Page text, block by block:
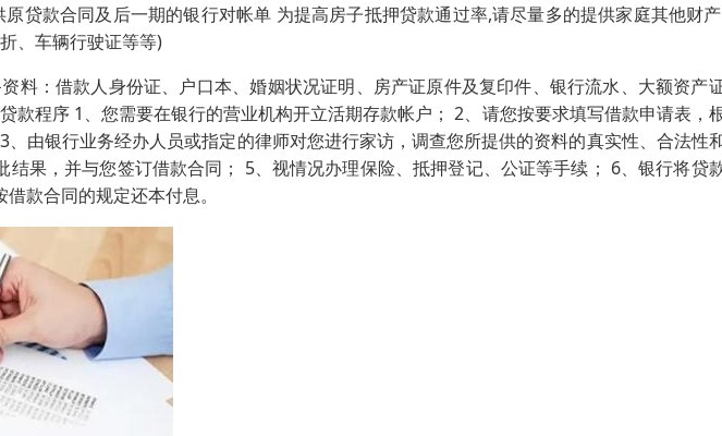
贷款合同及后一期的银行对帐单 为提高房子抵押贷款通过率,请尽量多的提供家庭其他财
、车辆行驶证等等)
料：借款人身份证、户口本、婚姻状况证明、房产证原件及复印件、银行流水、大额资产
款程序 1、您需要在银行的营业机构开立活期存款帐户； 2、请您按要求填写借款申请表，
由银行业务经办人员或指定的律师对您进行家访，调查您所提供的资料的真实性、合法性
结果，并与您签订借款合同； 5、视情况办理保险、抵押登记、公证等手续； 6、银行将贷
款合同的规定还本付息。